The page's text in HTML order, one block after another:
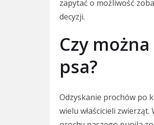
zapytać o możliwość
decyzji.
Czy
psa?
Odzyskanie prochów po
wielu właścicieli